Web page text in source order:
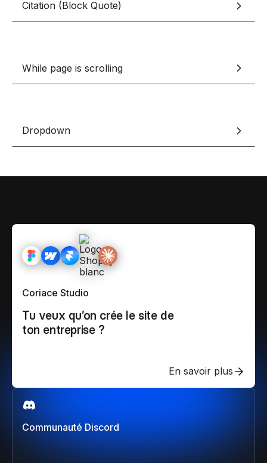
Nos meilleurs
Les métiers du
Devenir affilié(e)
Citation (Block Quote)
While page is scrolling
Dropdown
Communauté Discord
Coriace Studio
Tu veux qu’on crée le site de
ton entreprise ?
En savoir plus